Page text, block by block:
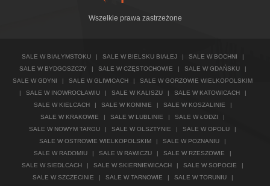
Wszelkie prawa zastrzeżone
SALE W BIAŁYMSTOKU | SALE W BIELSKU BIAŁEJ | SALE W BOCHNI
|
SALE W BYDGOSZCZY
| SALE W CZĘSTOCHOWIE | SALE W GDAŃSKU
|
SALE W GDYNI
| SALE W GLIWICACH |
SALE W GORZOWIE WIELKOPOLSKIM
|
SALE W INOWROCŁAWIU | SALE W KALISZU | SALE W KATOWICACH
|
SALE W KIELCACH
| SALE W KONINIE | SALE W KOSZALINIE
|
SALE W KRAKOWIE
| SALE W LUBLINIE | SALE W ŁODZI
|
SALE W NOWYM TARGU
| SALE W OLSZTYNIE | SALE W OPOLU
|
SALE W OSTROWIE WIELKOPOLSKIM
| SALE W POZNANIU
|
SALE W RADOMIU
| SALE W RAWICZU | SALE W RZESZOWIE
|
SALE W SIEDLCACH
| SALE W SKIERNIEWICACH | SALE W SOPOCIE
|
SALE W SZCZECINIE
| SALE W TARNOWIE | SALE W TORUNIU |